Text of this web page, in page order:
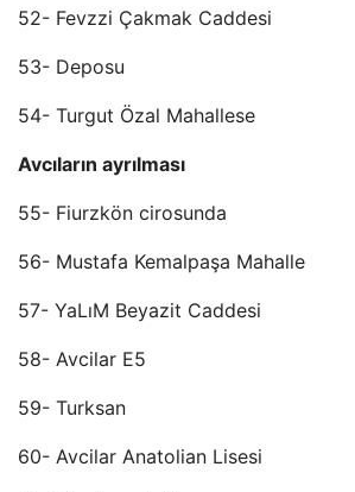
52- Fevzzi Çakmak Caddesi
53- Deposu
54- Turgut Özal Mahallese
Avcıların ayrılması
55- Fiurzkön cirosunda
56- Mustafa Kemalpaşa Mahalle
57- YaLıM Beyazit Caddesi
58- Avcilar E5
59- Turksan
60- Avcilar Anatolian Lisesi